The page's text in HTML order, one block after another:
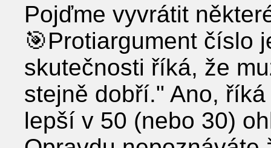
Pojďme vyvrátit
🎯Protiargument číslo
skutečnosti říká, že
stejně dobří." Ano,
lepší v 50 (nebo 30)